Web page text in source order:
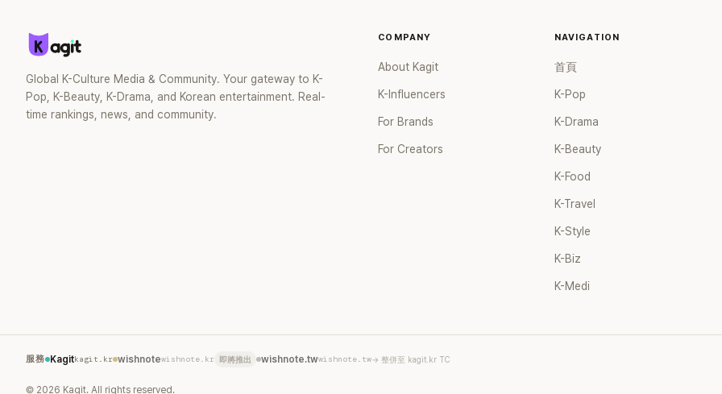
婚後育有兩個女兒，一家四口生活幸福美
營的 YouTube 頻道也即將突破百萬訂閱，
近年內容深受網友喜愛，再度迎來事業第
Global K-Culture Media & Community. Your gateway to K-
Pop, K-Beauty, K-Drama, and Korean entertainment. Real-
time rankings, news, and community.
COMPANY
About Kagit
K-Influencers
For Brands
For Creators
NAVIGATION
首頁
K-Pop
K-Drama
K-Beauty
K-Food
K-Travel
K-Style
K-Biz
K-Medi
服務 Kagitkagit.kr wishnotewishnote.kr 即將推出 wishnote.twwishnote.tw→ 整併至 kagit.kr TC
© 2026 Kagit. All rights reserved.